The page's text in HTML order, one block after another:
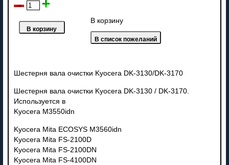
В корзину
Шестерня вала очистки Kyocera DK-3130/DK-3170
Шестерня вала очистки Kyocera DK-3130 / DK-3170.
Используется в
Kyocera M3550idn
Kyocera Mita ECOSYS M3560idn
Kyocera Mita FS-2100D
Kyocera Mita FS-2100DN
Kyocera Mita FS-4100DN